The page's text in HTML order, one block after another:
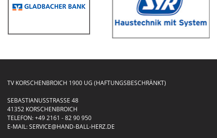
TV KORSCHENBROICH 1900 UG (HAFTUNGSBESCHRÄNKT)
SEBASTIANUSSTRASSE 48
41352 KORSCHENBROICH
TELEFON:+49 2161 - 82 90 950
E-MAIL:SERVICE@HAND-BALL-HERZ.DE